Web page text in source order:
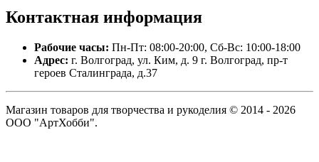
Контактная информация
Рабочие часы: Пн-Пт: 08:00-20:00, Сб-Вс: 10:00-18:00
Адрес: г. Волгоград, ул. Ким, д. 9 г. Волгоград, пр-т
героев Сталинграда, д.37
Магазин товаров для творчества и рукоделия © 2014 - 2026
ООО "АртХобби".